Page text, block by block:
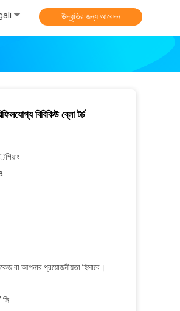
উদ্ধৃতির জন্য আবেদন
বিবিকিউ ব্লো টর্চ
বা আপনার প্রয়োজনীয়তা হিসাবে।
সি